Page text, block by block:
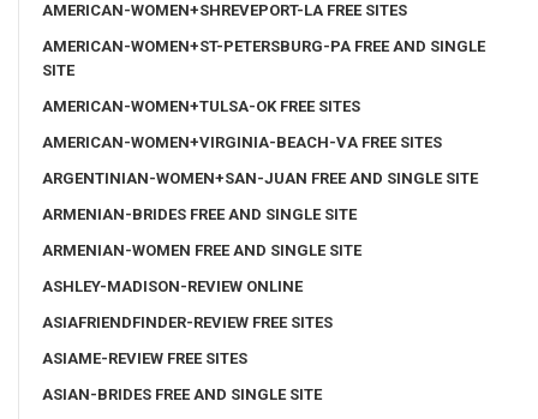
AMERICAN-WOMEN+SHREVEPORT-LA FREE SITES
AMERICAN-WOMEN+ST-PETERSBURG-PA FREE AND SINGLE
SITE
AMERICAN-WOMEN+TULSA-OK FREE SITES
AMERICAN-WOMEN+VIRGINIA-BEACH-VA FREE SITES
ARGENTINIAN-WOMEN+SAN-JUAN FREE AND SINGLE SITE
ARMENIAN-BRIDES FREE AND SINGLE SITE
ARMENIAN-WOMEN FREE AND SINGLE SITE
ASHLEY-MADISON-REVIEW ONLINE
ASIAFRIENDFINDER-REVIEW FREE SITES
ASIAME-REVIEW FREE SITES
ASIAN-BRIDES FREE AND SINGLE SITE